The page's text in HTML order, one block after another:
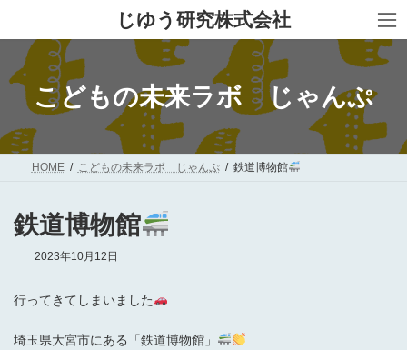
テ
へ
ッ
プ
ゲ
ョ
移
動
じゆう研究株式会社
こどもの未来ラボ じゃんぷ
HOME こどもの未来ラボ じゃんぷ 鉄道博物館
鉄道博物館
2023年10月12日
行ってきてしまいました
埼玉県大宮市にある「鉄道博物館」